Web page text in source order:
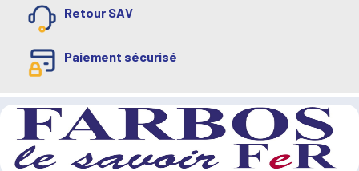
Retour SAV
Paiement sécurisé